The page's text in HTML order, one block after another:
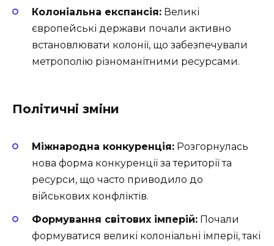
Колоніальна експансія: Великі
європейські держави почали активно
встановлювати колонії, що забезпечували
метрополію різноманітними ресурсами.
Політичні зміни
Міжнародна конкуренція: Розгорнулась
нова форма конкуренції за території та
ресурси, що часто приводило до
військових конфліктів.
Формування світових імперій: Почали
формуватися великі колоніальні імперії, такі